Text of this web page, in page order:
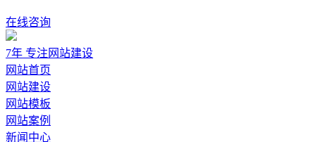
在线咨询
7年 专注网站建设
网站首页
网站建设
网站模板
网站案例
新闻中心